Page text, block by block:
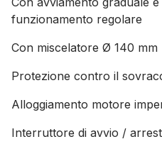
funzionamento regolare
Con miscelatore Ø 140 mm
Protezione contro il
Alloggiamento motore
Interruttore di avvio /